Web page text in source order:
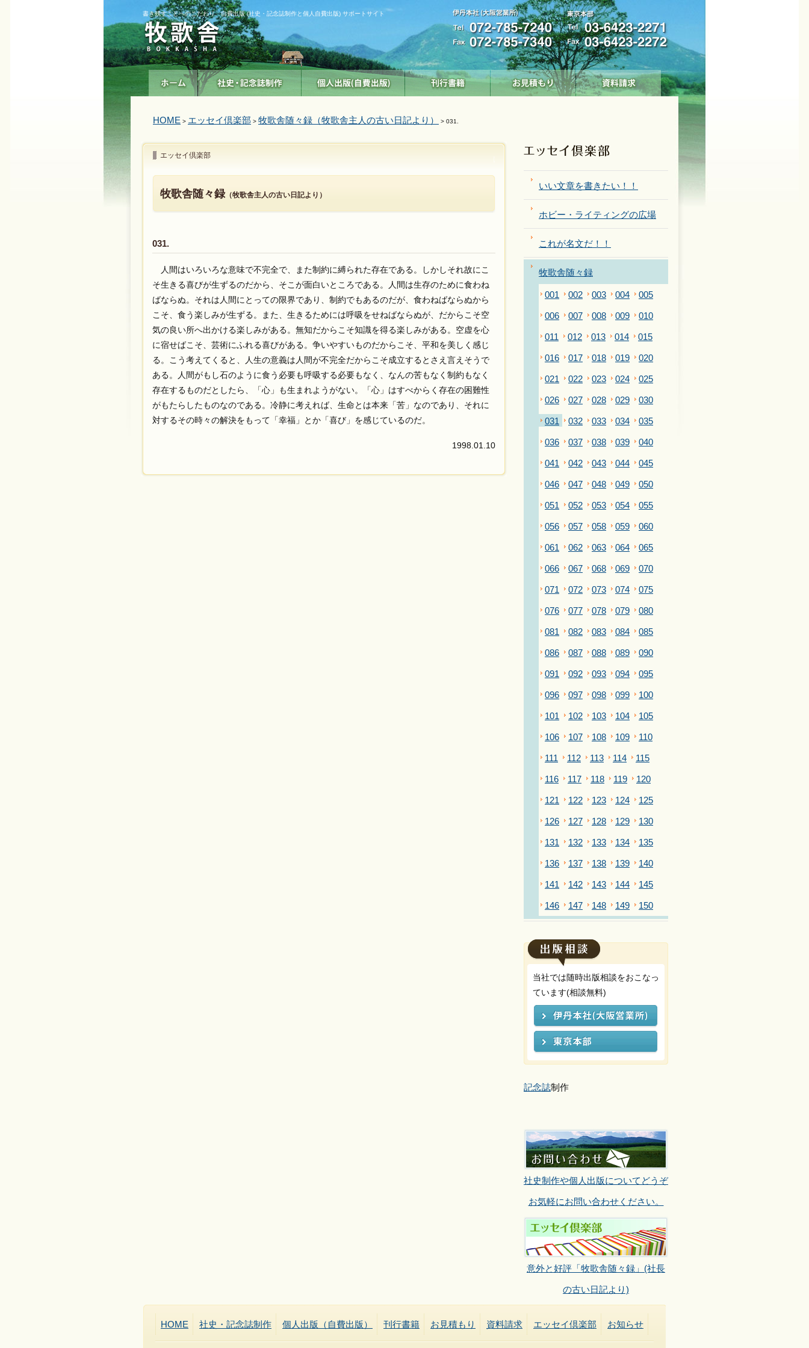
書き残すことへのこだわり 自費出版 (社史・記念誌制作と個人自費出版) サポートサイト
HOME > エッセイ倶楽部 > 牧歌舎随々録（牧歌舎主人の古い日記より） > 031.
エッセイ倶楽部
牧歌舎随々録（牧歌舎主人の古い日記より）
031.
人間はいろいろな意味で不完全で、また制約に縛られた存在である。しかしそれ故にこ
そ生きる喜びが生ずるのだから、そこが面白いところである。人間は生存のために食わね
ばならぬ。それは人間にとっての限界であり、制約でもあるのだが、食わねばならぬから
こそ、食う楽しみが生ずる。また、生きるためには呼吸をせねばならぬが、だからこそ空
気の良い所へ出かける楽しみがある。無知だからこそ知識を得る楽しみがある。空虚を心
に宿せばこそ、芸術にふれる喜びがある。争いやすいものだからこそ、平和を美しく感じ
る。こう考えてくると、人生の意義は人間が不完全だからこそ成立するとさえ言えそうで
ある。人間がもし石のように食う必要も呼吸する必要もなく、なんの苦もなく制約もなく
存在するものだとしたら、「心」も生まれようがない。「心」はすべからく存在の困難性
がもたらしたものなのである。冷静に考えれば、生命とは本来「苦」なのであり、それに
対するその時々の解決をもって「幸福」とか「喜び」を感じているのだ。
1998.01.10
いい文章を書きたい！！
ホビー・ライティングの広場
これが名文だ！！
牧歌舎随々録
001 002 003 004 005
006 007 008 009 010
011 012 013 014 015
016 017 018 019 020
021 022 023 024 025
026 027 028 029 030
031 032 033 034 035
036 037 038 039 040
041 042 043 044 045
046 047 048 049 050
051 052 053 054 055
056 057 058 059 060
061 062 063 064 065
066 067 068 069 070
071 072 073 074 075
076 077 078 079 080
081 082 083 084 085
086 087 088 089 090
091 092 093 094 095
096 097 098 099 100
101 102 103 104 105
106 107 108 109 110
111 112 113 114 115
116 117 118 119 120
121 122 123 124 125
126 127 128 129 130
131 132 133 134 135
136 137 138 139 140
141 142 143 144 145
146 147 148 149 150
当社では随時出版相談をおこなっ
ています(相談無料)
記念誌制作
社史制作や個人出版についてどうぞ
お気軽にお問い合わせください。
意外と好評「牧歌舎随々録」(社長
の古い日記より)
HOME 社史・記念誌制作 個人出版（自費出版） 刊行書籍 お見積もり 資料請求 エッセイ倶楽部 お知らせ